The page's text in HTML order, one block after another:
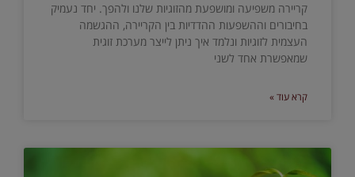
קריירה משפיעה ומושפעת מהזוגיות שלנו ולהפך. יחד נעמיק
בחיבורים וההשפעות ההדדיות בין הקריירה, ההגשמה
העצמית לזוגיות ונלמד איך ניתן לייצר מערכת זוגית
שמאפשרת אחד לשני
קרא עוד »